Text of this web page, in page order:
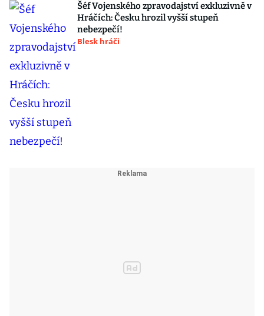
Šéf Vojenského zpravodajství exkluzivně v
Hráčích: Česku hrozil vyšší stupeň
nebezpečí!
Blesk hráči